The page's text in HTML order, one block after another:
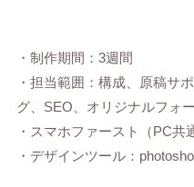
・制作期間：3週間
・担当範囲：構成、原稿サ
グ、SEO、オリジナルフォ
・スマホファースト（PC共
・デザインツール：